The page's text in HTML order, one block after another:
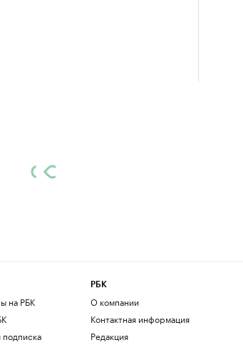
на РБК
подписка
РБК
О компании
Контактная информация
Редакция